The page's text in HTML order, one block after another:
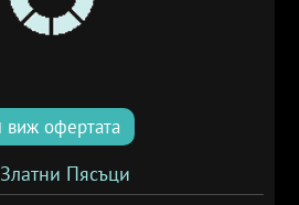
виж офертата
Златни Пясъци